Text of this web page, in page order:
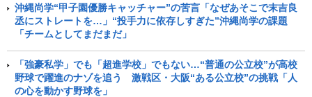
沖縄尚学“甲子園優勝キャッチャー”の苦言「なぜあそこで末吉良
丞にストレートを…」“投手力に依存しすぎた”沖縄尚学の課題
「チームとしてまだまだ」
「強豪私学」でも「超進学校」でもない…“普通の公立校”が高校
野球で躍進のナゾを追う 激戦区・大阪“ある公立校”の挑戦「人
の心を動かす野球を」